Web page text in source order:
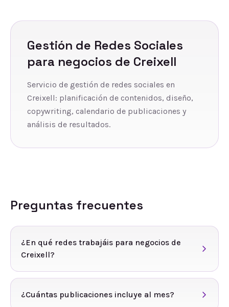
Gestión de Redes Sociales
para negocios de Creixell
Servicio de gestión de redes sociales en
Creixell: planificación de contenidos, diseño,
copywriting, calendario de publicaciones y
análisis de resultados.
Preguntas frecuentes
¿En qué redes trabajáis para negocios de
Creixell?
¿Cuántas publicaciones incluye al mes?